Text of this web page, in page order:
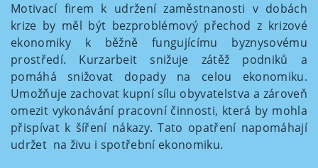
Motivací firem k udržení zaměstnanosti v dobách
krize by měl být bezproblémový přechod z krizové
ekonomiky k běžně fungujícímu byznysovému
prostředí. Kurzarbeit snižuje zátěž podniků a
pomáhá snižovat dopady na celou ekonomiku.
Umožňuje zachovat kupní sílu obyvatelstva a zároveň
omezit vykonávání pracovní činnosti, která by mohla
přispívat k šíření nákazy. Tato opatření napomáhají
udržet na živu i spotřební ekonomiku.